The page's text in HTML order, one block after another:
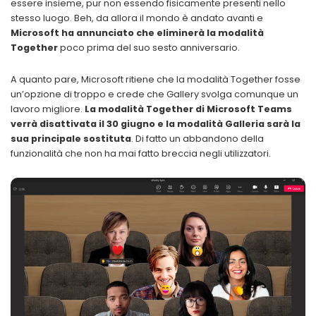
essere insieme, pur non essendo fisicamente presenti nello
stesso luogo. Beh, da allora il mondo è andato avanti e
Microsoft ha annunciato che eliminerà la modalità
Togetherpoco prima del suo sesto anniversario.
A quanto pare, Microsoft ritiene che la modalità Together fosse
un’opzione di troppo e crede che Gallery svolga comunque un
lavoro migliore. La modalità Together di Microsoft Teams
verrà disattivata il 30 giugno e la modalità Galleria sarà la
sua principale sostituta. Di fatto un abbandono della
funzionalità che non ha mai fatto breccia negli utilizzatori.